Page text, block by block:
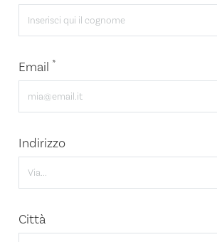
Email *
Indirizzo
Città